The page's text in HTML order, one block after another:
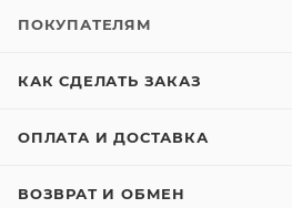
ПОКУПАТЕЛЯМ
КАК СДЕЛАТЬ ЗАКАЗ
ОПЛАТА И ДОСТАВКА
ВОЗВРАТ И ОБМЕН